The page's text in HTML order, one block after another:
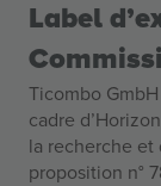
Label
Ticombo
cadre
la recherche et
proposition n°